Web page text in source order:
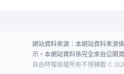
網站資料來源：本網站資料來源
示。本網站資料係完全來自公開
自由時報版權所有不得轉載 ©